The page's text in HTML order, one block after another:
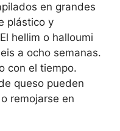
en grandes
plástico y
hellim o halloumi
a ocho semanas.
con el tiempo.
queso pueden
remojarse en